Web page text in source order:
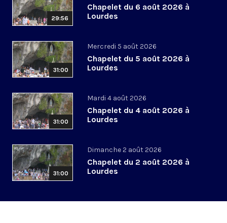
29:56
Chapelet du 6 août 2026 à
Lourdes
31:00
Mercredi 5 août 2026
Chapelet du 5 août 2026 à
Lourdes
31:00
Mardi 4 août 2026
Chapelet du 4 août 2026 à
Lourdes
31:00
Dimanche 2 août 2026
Chapelet du 2 août 2026 à
Lourdes